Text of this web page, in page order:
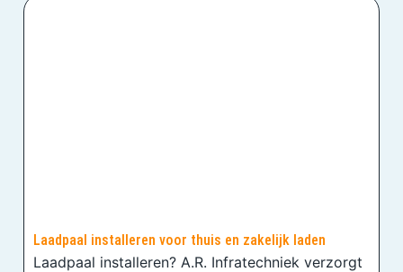
Laadpaal installeren voor thuis en zakelijk laden
Laadpaal installeren? A.R. Infratechniek verzorgt